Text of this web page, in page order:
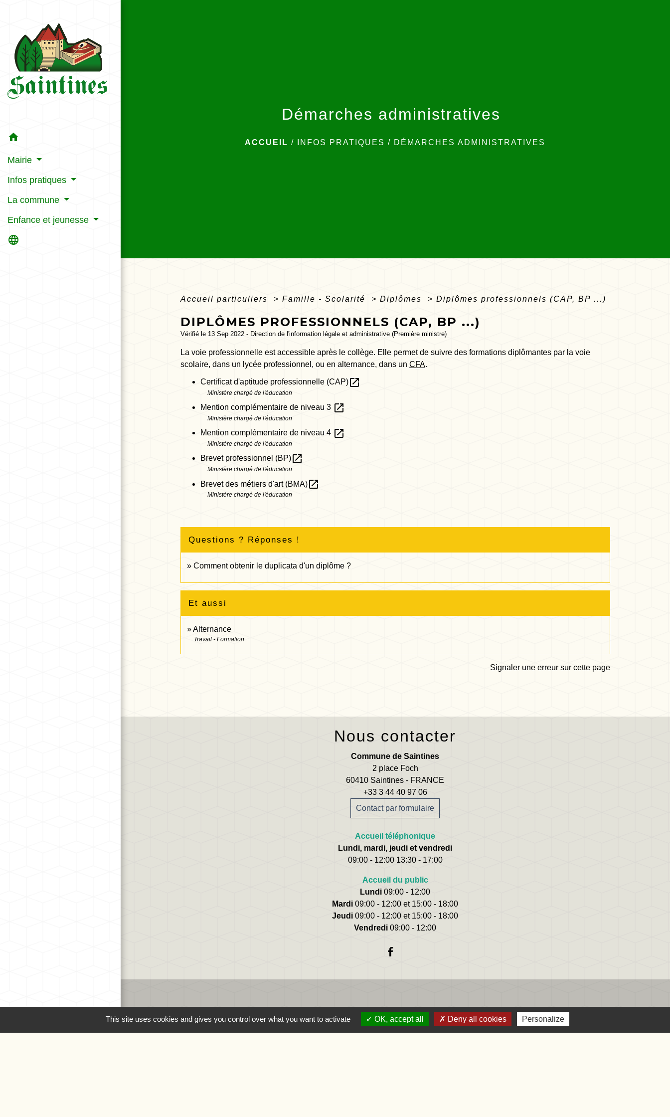
home
Mairie
Infos pratiques
La commune
Enfance et jeunesse
language
Démarches administratives
ACCUEIL / INFOS PRATIQUES / DÉMARCHES ADMINISTRATIVES
Accueil particuliers > Famille - Scolarité > Diplômes > Diplômes professionnels (CAP, BP ...)
DIPLÔMES PROFESSIONNELS (CAP, BP ...)
Vérifié le 13 Sep 2022 - Direction de l'information légale et administrative (Première ministre)
La voie professionnelle est accessible après le collège. Elle permet de suivre des formations diplômantes par la voie
scolaire, dans un lycée professionnel, ou en alternance, dans un CFA.
Certificat d'aptitude professionnelle (CAP)open_in_new
Ministère chargé de l'éducation
Mention complémentaire de niveau 3 open_in_new
Ministère chargé de l'éducation
Mention complémentaire de niveau 4 open_in_new
Ministère chargé de l'éducation
Brevet professionnel (BP)open_in_new
Ministère chargé de l'éducation
Brevet des métiers d'art (BMA)open_in_new
Ministère chargé de l'éducation
Questions ? Réponses !
Comment obtenir le duplicata d'un diplôme ?
Et aussi
Alternance
Travail - Formation
Signaler une erreur sur cette page
Nous contacter
Commune de Saintines
2 place Foch
60410 Saintines - FRANCE
+33 3 44 40 97 06
Contact par formulaire
Accueil téléphonique
Lundi, mardi, jeudi et vendredi
09:00 - 12:00 13:30 - 17:00
Accueil du public
Lundi09:00 - 12:00
Mardi09:00 - 12:00 et 15:00 - 18:00
Jeudi09:00 - 12:00 et 15:00 - 18:00
Vendredi09:00 - 12:00
Liens
This site uses cookies and gives you control over what you want to activate OK, accept all Deny all cookies Personalize